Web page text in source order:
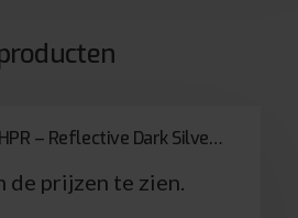
LLumar R 20 SR HPR – Reflective Dark Silver 20
de prijzen te zien.